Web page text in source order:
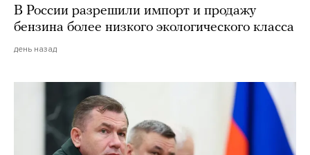
В России разрешили импорт и продажу
бензина более низкого экологического класса
день назад